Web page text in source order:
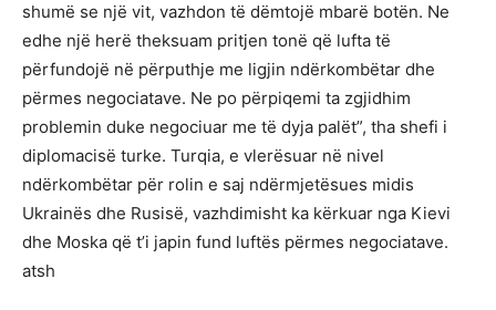
shumë se një vit, vazhdon të dëmtojë mbarë botën. Ne
edhe një herë theksuam pritjen tonë që lufta të
përfundojë në përputhje me ligjin ndërkombëtar dhe
përmes negociatave. Ne po përpiqemi ta zgjidhim
problemin duke negociuar me të dyja palët”, tha shefi i
diplomacisë turke. Turqia, e vlerësuar në nivel
ndërkombëtar për rolin e saj ndërmjetësues midis
Ukrainës dhe Rusisë, vazhdimisht ka kërkuar nga Kievi
dhe Moska që t’i japin fund luftës përmes negociatave.
atsh